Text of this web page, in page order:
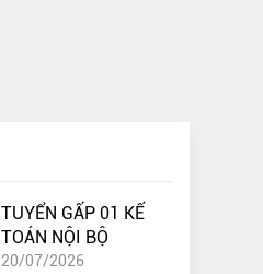
TUYỂN GẤP 01 KẾ
TOÁN NỘI BỘ
20/07/2026